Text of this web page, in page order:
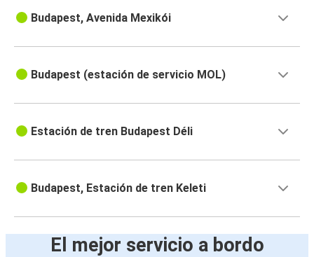
Budapest, Avenida Mexikói
Budapest (estación de servicio MOL)
Estación de tren Budapest Déli
Budapest, Estación de tren Keleti
El mejor servicio a bordo